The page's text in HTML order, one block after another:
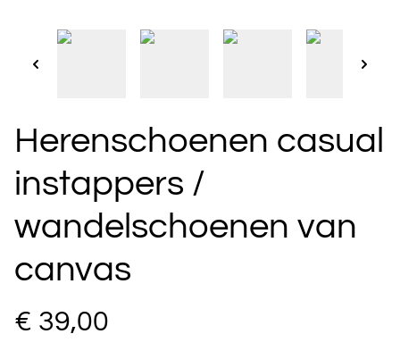
Herenschoenen casual
instappers /
wandelschoenen van
canvas
€ 39,00